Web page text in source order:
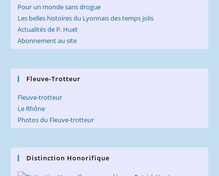
Pour un monde sans drogue
Les belles histoires du Lyonnais des temps jolis
Actualités de P. Huet
Abonnement au site
Fleuve-Trotteur
Fleuve-trotteur
Le Rhône
Photos du Fleuve-trotteur
Distinction Honorifique